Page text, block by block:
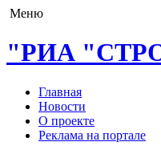
Меню
"РИА
Главная
Новости
О проекте
Реклама на портале